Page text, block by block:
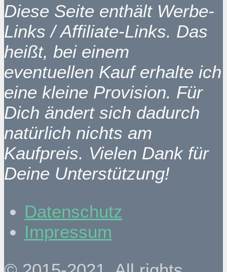
Diese Seite enthält Werbe-
Links / Affiliate-Links. Das
heißt, bei einem
eventuellen Kauf erhalte ich
eine kleine Provision. Für
Dich ändert sich dadurch
natürlich nichts am
Kaufpreis. Vielen Dank für
Deine Unterstützung!
Datenschutz
Impressum